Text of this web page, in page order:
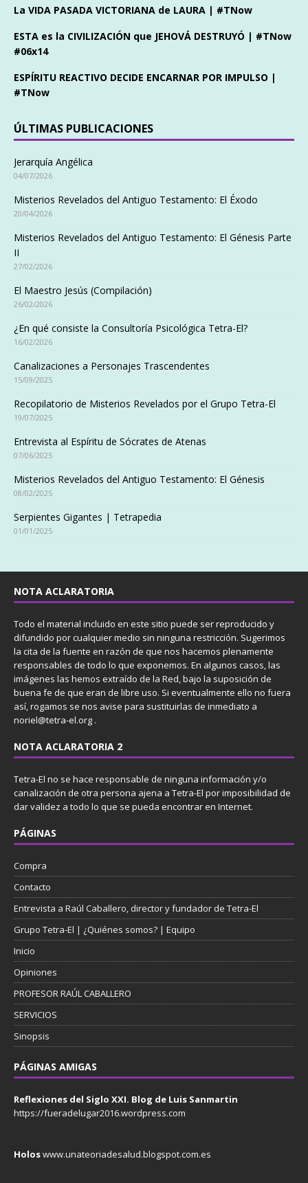
La VIDA PASADA VICTORIANA de LAURA | #TNow
ESTA es la CIVILIZACIÓN que JEHOVÁ DESTRUYÓ | #TNow
#06x14
ESPÍRITU REACTIVO DECIDE ENCARNAR POR IMPULSO |
#TNow
ÚLTIMAS PUBLICACIONES
Jerarquía Angélica
04/07/2026
Misterios Revelados del Antiguo Testamento: El Éxodo
20/04/2026
Misterios Revelados del Antiguo Testamento: El Génesis Parte
II
27/02/2026
El Maestro Jesús (Compilación)
26/02/2026
¿En qué consiste la Consultoría Psicológica Tetra-El?
16/02/2026
Canalizaciones a Personajes Trascendentes
15/09/2025
Recopilatorio de Misterios Revelados por el Grupo Tetra-El
19/07/2025
Entrevista al Espíritu de Sócrates de Atenas
07/06/2025
Misterios Revelados del Antiguo Testamento: El Génesis
08/02/2025
Serpientes Gigantes | Tetrapedia
01/01/2025
NOTA ACLARATORIA
Todo el material incluido en este sitio puede ser reproducido y
difundido por cualquier medio sin ninguna restricción. Sugerimos
la cita de la fuente en razón de que nos hacemos plenamente
responsables de todo lo que exponemos. En algunos casos, las
imágenes las hemos extraído de la Red, bajo la suposición de
buena fe de que eran de libre uso. Si eventualmente ello no fuera
así, rogamos se nos avise para sustituirlas de inmediato a
noriel@tetra-el.org .
NOTA ACLARATORIA 2
Tetra-El no se hace responsable de ninguna información y/o
canalización de otra persona ajena a Tetra-El por imposibilidad de
dar validez a todo lo que se pueda encontrar en Internet.
PÁGINAS
Compra
Contacto
Entrevista a Raúl Caballero, director y fundador de Tetra-El
Grupo Tetra-El | ¿Quiénes somos? | Equipo
Inicio
Opiniones
PROFESOR RAÚL CABALLERO
SERVICIOS
Sinopsis
PÁGINAS AMIGAS
Reflexiones del Siglo XXI. Blog de Luis Sanmartin
https://fueradelugar2016.wordpress.com
Holoswww.unateoriadesalud.blogspot.com.es